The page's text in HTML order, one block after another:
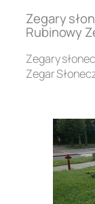
Zegary
Rubinowy
Zegary
Zegar